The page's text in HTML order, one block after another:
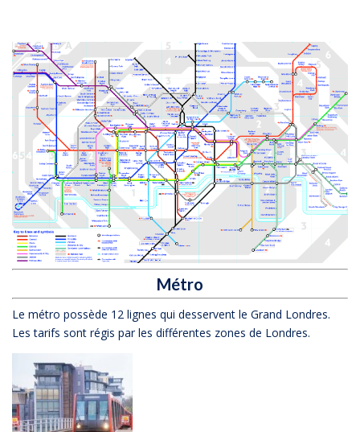
Métro
Le métro possède 12 lignes qui desservent le Grand Londres.
Les tarifs sont régis par les différentes zones de Londres.